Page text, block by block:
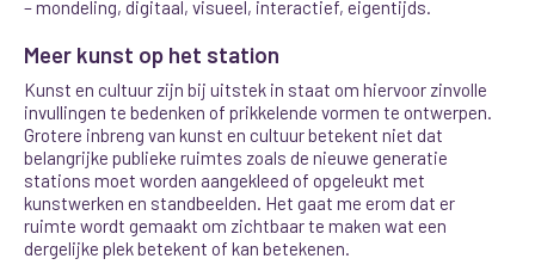
– mondeling, digitaal, visueel, interactief, eigentijds.
Meer kunst op het station
Kunst en cultuur zijn bij uitstek in staat om hiervoor zinvolle
invullingen te bedenken of prikkelende vormen te ontwerpen.
Grotere inbreng van kunst en cultuur betekent niet dat
belangrijke publieke ruimtes zoals de nieuwe generatie
stations moet worden aangekleed of opgeleukt met
kunstwerken en standbeelden. Het gaat me erom dat er
ruimte wordt gemaakt om zichtbaar te maken wat een
dergelijke plek betekent of kan betekenen.